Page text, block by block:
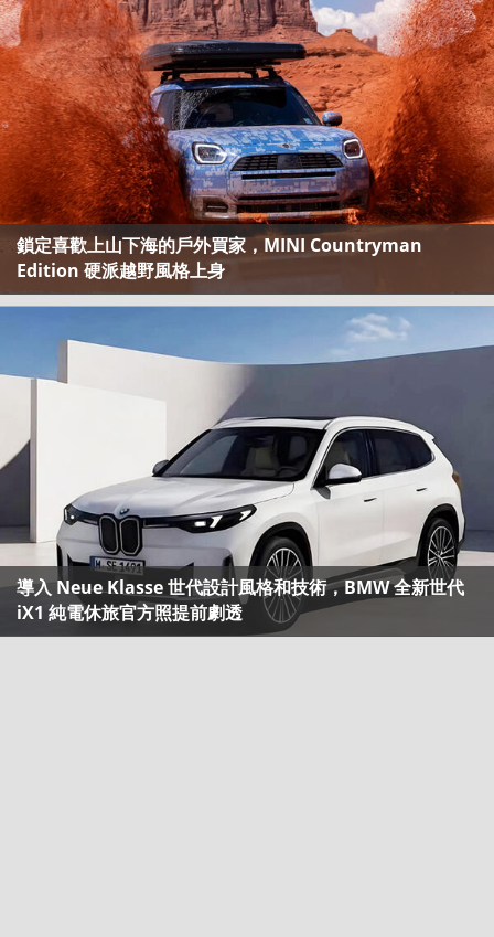
鎖定喜歡上山下海的戶外買家，MINI Countryman
Edition 硬派越野風格上身
導入 Neue Klasse 世代設計風格和技術，BMW 全新世代
iX1 純電休旅官方照提前劇透